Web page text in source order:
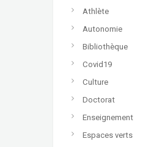
Athlète
Autonomie
Bibliothèque
Covid19
Culture
Doctorat
Enseignement
Espaces verts